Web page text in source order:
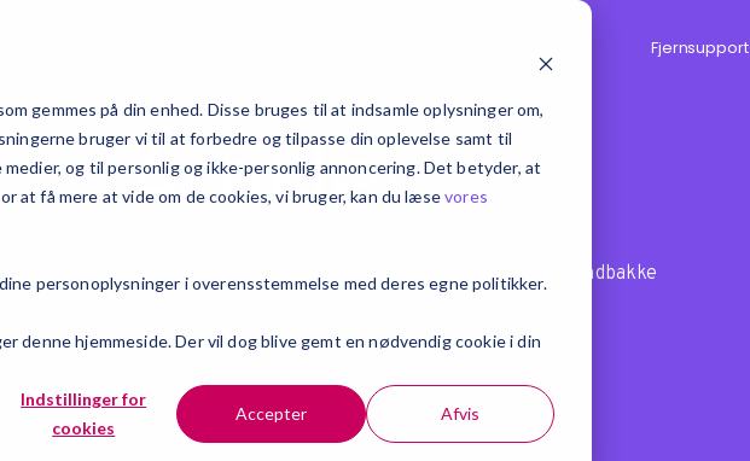
gemmes på din enhed. Disse bruges til at indsamle oplysninger om,
bruger vi til at forbedre og tilpasse din oplevelse samt til
og til personlig og ikke-personlig annoncering. Det betyder, at
at få mere at vide om de cookies, vi bruger, kan du læsevores
personoplysninger i overensstemmelse med deres egne politikker.
denne hjemmeside. Der vil dog blive gemt en nødvendig cookie i din
Indstillinger for
cookies
Accepter Afvis
Fjernsupport
Artikler
seneste inspiration og insights fra Exsitec Explains direkte i din indbakke
Tilmeld dig her